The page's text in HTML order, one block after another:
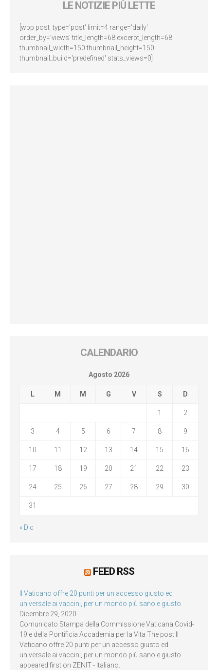
LE NOTIZIE PIÙ LETTE
[wpp post_type='post' limit=4 range='daily'
order_by='views' title_length=68 excerpt_length=68
thumbnail_width=150 thumbnail_height=150
thumbnail_build='predefined' stats_views=0]
CALENDARIO
Agosto 2026
L M M G V S D
1 2
3 4 5 6 7 8 9
10 11 12 13 14 15 16
17 18 19 20 21 22 23
24 25 26 27 28 29 30
31
« Dic
FEED RSS
Il Vaticano offre 20 punti per un accesso giusto ed
universale ai vaccini, per un mondo più sano e giusto
Dicembre 29, 2020
Comunicato Stampa della Commissione Vaticana Covid-
19 e della Pontificia Accademia per la Vita The post Il
Vaticano offre 20 punti per un accesso giusto ed
universale ai vaccini, per un mondo più sano e giusto
appeared first on ZENIT - Italiano.